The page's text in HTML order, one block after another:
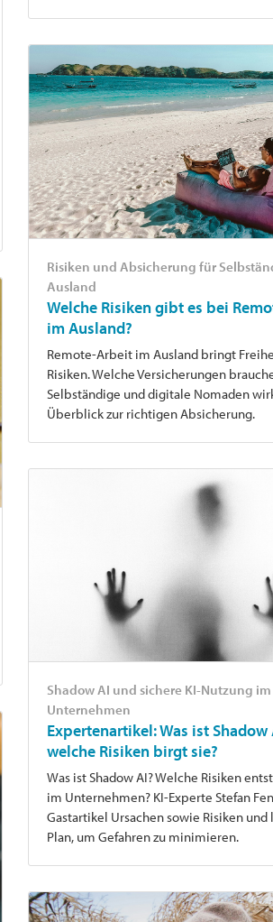
Risiken und Absicherung für
Ausland
Welche Risiken gibt es bei
im Ausland?
Remote-Arbeit im Ausland bringt
Risiken. Welche Versicherungen
Selbständige und digitale Nomaden
Überblick zur richtigen Absicherung.
Shadow AI und sichere KI-Nutzung im
Unternehmen
Expertenartikel: Was ist Shadow
welche Risiken birgt sie?
Was ist Shadow AI? Welche Risiken
im Unternehmen? KI-Experte Stefan
Gastartikel Ursachen sowie Risiken
Plan, um Gefahren zu minimieren.